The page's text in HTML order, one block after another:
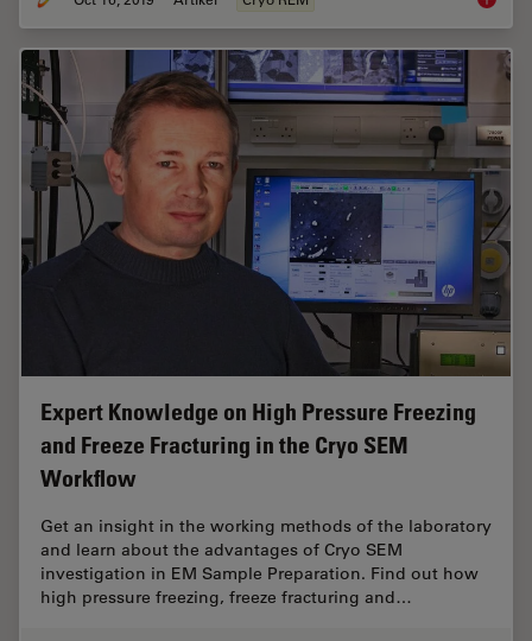
Expert Knowledge on High Pressure Freezing
and Freeze Fracturing in the Cryo SEM
Workflow
Get an insight in the working methods of the laboratory
and learn about the advantages of Cryo SEM
investigation in EM Sample Preparation. Find out how
high pressure freezing, freeze fracturing and…